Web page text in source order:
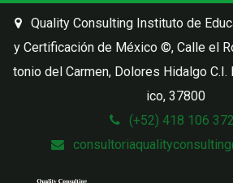
Quality Consulting Instituto de
y Certificación de México ©, Calle el
tonio del Carmen, Dolores Hidalgo C.I.
ico, 37800
(+52) 418 106